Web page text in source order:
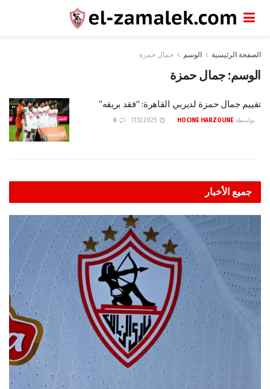
الصفحة الرئيسية الوسم جمال حمزة
الوسم:جمال حمزة
تقييم جمال حمزة لديربي القاهرة: “فقد بريقه”
بواسطة HOCINE HARZOUNE
جميع الأخبار